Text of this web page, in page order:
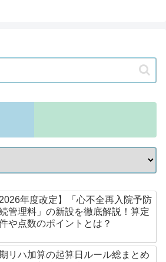
2026年度改定】「心不全再入院予防
管理料」の新設を徹底解説！算定
や点数のポイントとは？
リハ加算の起算日ルール総まとめ